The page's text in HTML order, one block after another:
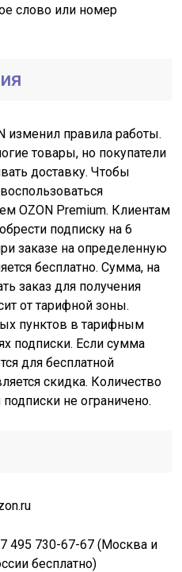
слово или номер
изменил правила работы.
товары, но покупатели
доставку. Чтобы
OZON Premium. Клиентам
подписку на 6
заказе на определенную
бесплатно. Сумма, на
заказ для получения
от тарифной зоны.
пунктов в тарифным
подписки. Если сумма
для бесплатной
скидка. Количество
не ограничено.
495 730-67-67 (Москва и
бесплатно)